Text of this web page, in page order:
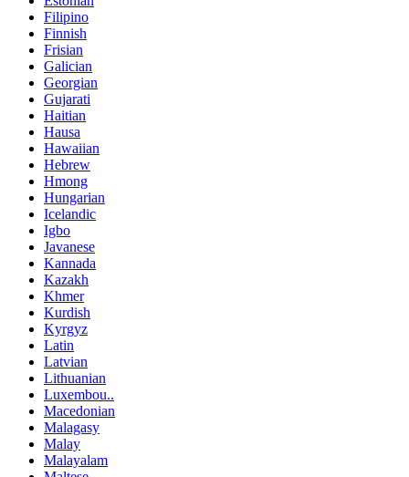
Filipino
Finnish
Frisian
Galician
Georgian
Gujarati
Haitian
Hausa
Hawaiian
Hebrew
Hmong
Hungarian
Icelandic
Igbo
Javanese
Kannada
Kazakh
Khmer
Kurdish
Kyrgyz
Latin
Latvian
Lithuanian
Luxembou..
Macedonian
Malagasy
Malay
Malayalam